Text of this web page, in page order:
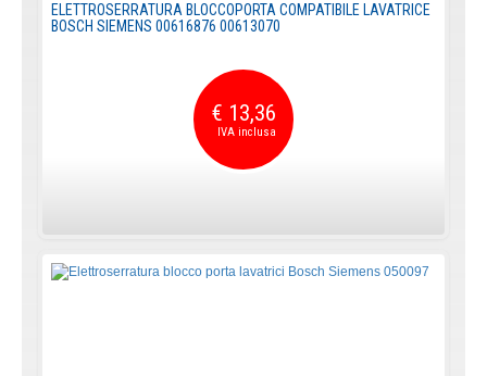
ELETTROSERRATURA BLOCCOPORTA COMPATIBILE LAVATRICE
BOSCH SIEMENS 00616876 00613070
€ 13,36